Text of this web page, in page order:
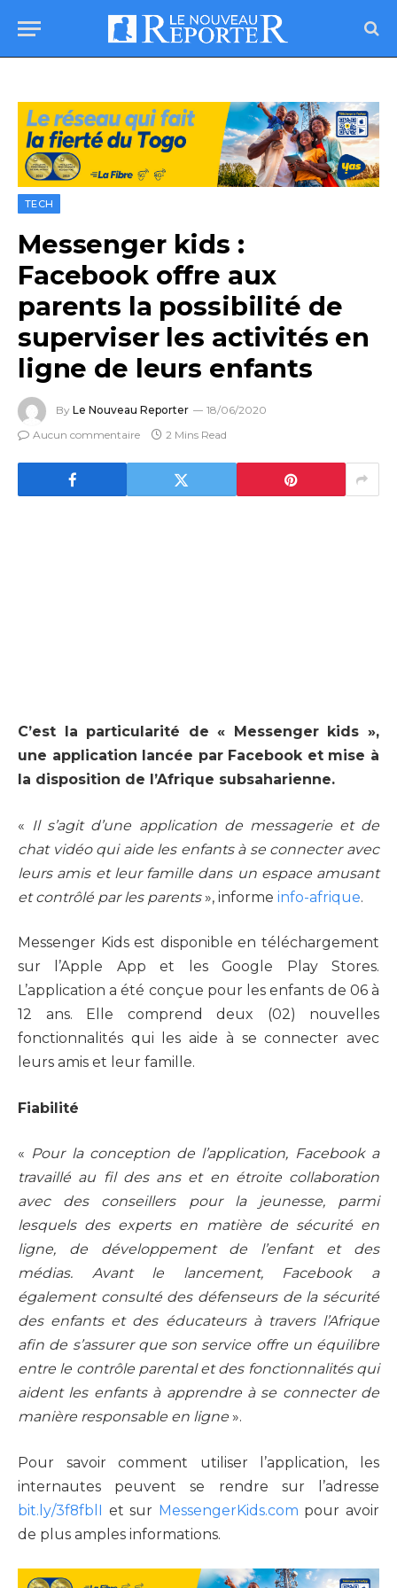
TECH
Messenger kids :
Facebook offre aux
parents la possibilité de
superviser les activités en
ligne de leurs enfants
By Le Nouveau Reporter
18/06/2020
Aucun commentaire
2 Mins Read
C’est la particularité de « Messenger kids »,
une application lancée par Facebook et mise à
la disposition de l’Afrique subsaharienne.
« Il s’agit d’une application de messagerie et de
chat vidéo qui aide les enfants à se connecter avec
leurs amis et leur famille dans un espace amusant
et contrôlé par les parents», informe info-afrique.
Messenger Kids est disponible en téléchargement
sur l’Apple App et les Google Play Stores.
L’application a été conçue pour les enfants de 06 à
12 ans. Elle comprend deux (02) nouvelles
fonctionnalités qui les aide à se connecter avec
leurs amis et leur famille.
Fiabilité
« Pour la conception de l’application, Facebook a
travaillé au fil des ans et en étroite collaboration
avec des conseillers pour la jeunesse, parmi
lesquels des experts en matière de sécurité en
ligne, de développement de l’enfant et des
médias. Avant le lancement, Facebook a
également consulté des défenseurs de la sécurité
des enfants et des éducateurs à travers l’Afrique
afin de s’assurer que son service offre un équilibre
entre le contrôle parental et des fonctionnalités qui
aident les enfants à apprendre à se connecter de
manière responsable en ligne ».
Pour savoir comment utiliser l’application, les
internautes peuvent se rendre sur l’adresse
bit.ly/3f8fblI et sur MessengerKids.com pour avoir
de plus amples informations.